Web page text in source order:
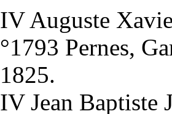
IV Auguste
°1793 Pernes,
1825.
IV Jean Baptiste